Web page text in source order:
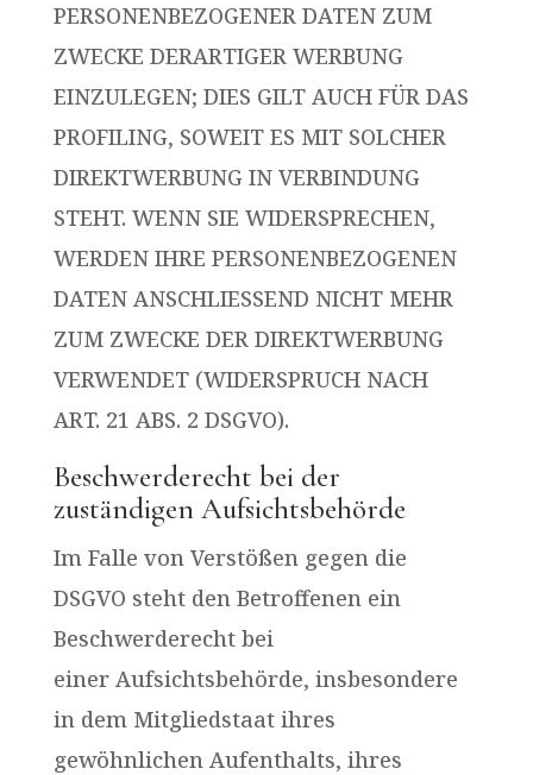
PERSONENBEZOGENER DATEN ZUM
ZWECKE DERARTIGER WERBUNG
EINZULEGEN; DIES GILT AUCH FÜR DAS
PROFILING, SOWEIT ES MIT SOLCHER
DIREKTWERBUNG IN VERBINDUNG
STEHT. WENN SIE WIDERSPRECHEN,
WERDEN IHRE PERSONENBEZOGENEN
DATEN ANSCHLIESSEND NICHT MEHR
ZUM ZWECKE DER DIREKTWERBUNG
VERWENDET (WIDERSPRUCH NACH
ART. 21 ABS. 2 DSGVO).
Beschwerderecht bei der
zuständigen Aufsichtsbehörde
Im Falle von Verstößen gegen die
DSGVO steht den Betroffenen ein
Beschwerderecht bei
einer Aufsichtsbehörde, insbesondere
in dem Mitgliedstaat ihres
gewöhnlichen Aufenthalts, ihres